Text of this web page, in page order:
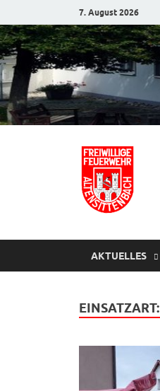
7. August 2026
AKTUELLES
EINSATZART: